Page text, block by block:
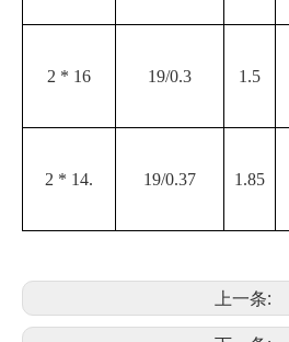
2 * 16 19/0.3 1.5
2 * 14. 19/0.37 1.85
上一条: